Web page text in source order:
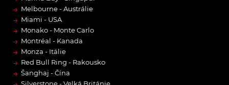
→ Melbourne - Austrálie
→ Miami - USA
→ Monako - Monte Carlo
→ Montréal - Kanada
→ Monza - Itálie
→ Red Bull Ring - Rakousko
→ Šanghaj - Čína